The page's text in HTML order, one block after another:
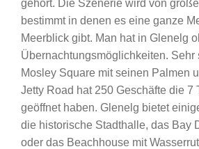
gehört. Die Szenerie wird von
bestimmt in denen es eine ganze
Meerblick gibt. Man hat in Glenelg
Übernachtungsmöglichkeiten. Sehr
Mosley Square mit seinen Palmen
Jetty Road hat 250 Geschäfte die 7
geöffnet haben. Glenelg bietet
die historische Stadthalle, das Bay
oder das Beachhouse mit